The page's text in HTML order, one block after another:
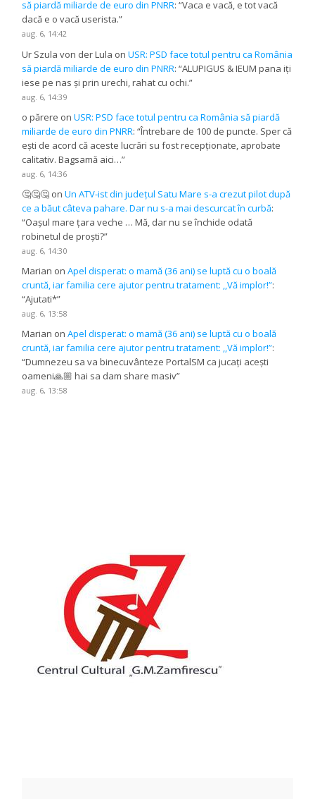
să piardă miliarde de euro din PNRR: “Vaca e vacă, e tot vacă
dacă e o vacă userista.”
aug. 6, 14:42
Ur Szula von der Lula onUSR: PSD face totul pentru ca România
să piardă miliarde de euro din PNRR: “ALUPIGUS & IEUM pana iți
iese pe nas și prin urechi, rahat cu ochi.”
aug. 6, 14:39
o părere onUSR: PSD face totul pentru ca România să piardă
miliarde de euro din PNRR: “Întrebare de 100 de puncte. Sper că
ești de acord că aceste lucrări su fost recepționate, aprobate
calitativ. Bagsamă aici…”
aug. 6, 14:36
🤔🤔🤔 onUn ATV-ist din județul Satu Mare s-a crezut pilot după
ce a băut câteva pahare. Dar nu s-a mai descurcat în curbă:
“Oașul mare țara veche … Mă, dar nu se închide odată
robinetul de proști?”
aug. 6, 14:30
Marian onApel disperat: o mamă (36 ani) se luptă cu o boală
cruntă, iar familia cere ajutor pentru tratament: ,,Vă implor!”:
“Ajutati*”
aug. 6, 13:58
Marian onApel disperat: o mamă (36 ani) se luptă cu o boală
cruntă, iar familia cere ajutor pentru tratament: ,,Vă implor!”:
“Dumnezeu sa va binecuvânteze PortalSM ca jucați acești
oameni🙏🏼 hai sa dam share masiv”
aug. 6, 13:58